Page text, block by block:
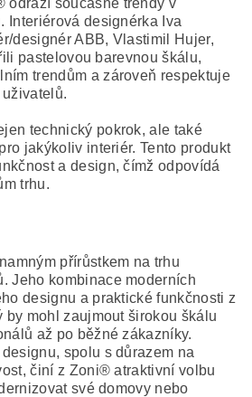
Interiérová designérka Iva
designér ABB, Vlastimil Hujer,
pastelovou barevnou škálu,
trendům a zároveň respektuje
technický pokrok, ale také
jakýkoliv interiér. Tento produkt
a design, čímž odpovídá
trhu.
přírůstkem na trhu
Jeho kombinace moderních
designu a praktické funkčnosti z
by mohl zaujmout širokou škálu
až po běžné zákazníky.
spolu s důrazem na
činí z Zoni® atraktivní volbu
své domovy nebo